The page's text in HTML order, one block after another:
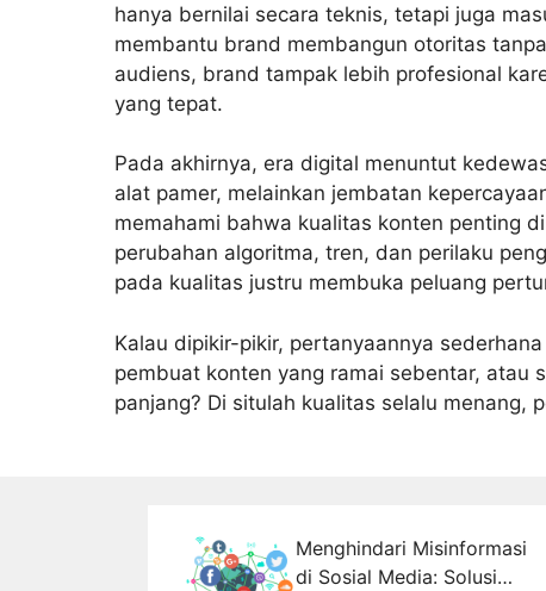
hanya bernilai secara teknis, tetapi juga
membantu brand membangun otoritas
audiens, brand tampak lebih profesional
yang tepat.
Pada akhirnya, era digital menuntut
alat pamer, melainkan jembatan
memahami bahwa kualitas konten penting
perubahan algoritma, tren, dan perilaku
pada kualitas justru membuka peluang
Kalau dipikir-pikir, pertanyaannya
pembuat konten yang ramai sebentar, atau
panjang? Di situlah kualitas selalu menang,
Menghindari Misinformasi
di Sosial Media: Solusi